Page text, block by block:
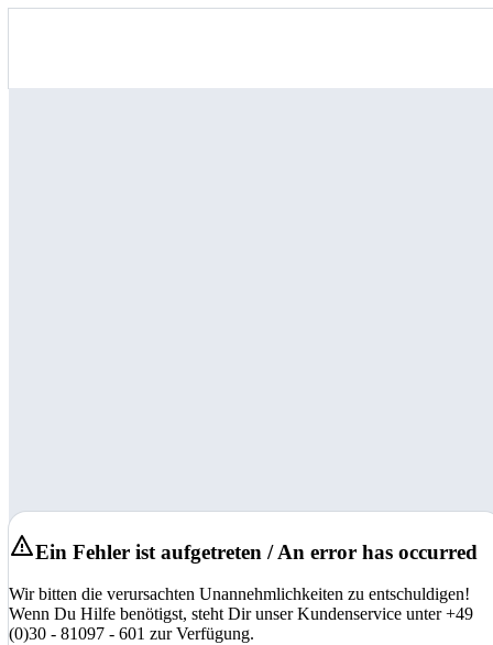
Ein Fehler ist aufgetreten / An error has occurred
Wir bitten die verursachten Unannehmlichkeiten zu entschuldigen!
Wenn Du Hilfe benötigst, steht Dir unser Kundenservice unter +49
(0)30 - 81097 - 601 zur Verfügung.